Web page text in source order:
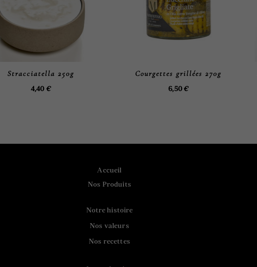
Stracciatella 250g
4,40 €
Courgettes grillées 270g
6,50€
Accueil
Nos Produits
Notre histoire
Nos valeurs
Nos recettes